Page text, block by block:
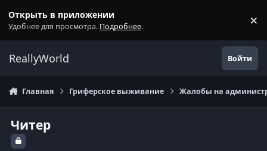
Открыть в приложении
Удобнее для просмотра. Подробнее. ×
ReallyWorld Войти
Главная Гриферское выживание Жалобы на
Читер